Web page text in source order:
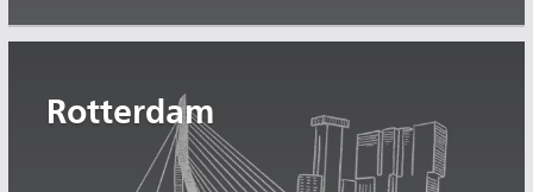
Rotterdam